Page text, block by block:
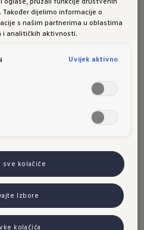
posebnih
vozila
dijelimo informacije o
s našim partnerima u oblastima
i analitičkih aktivnosti.
Uvijek aktivno
sve kolačiće
Izbore
kolačića